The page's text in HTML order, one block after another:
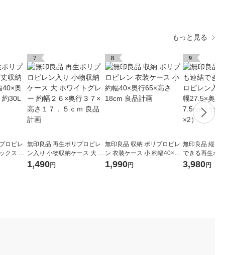
もっと見る
ロピレ
クス 小
37cm
7
無印良品 再生ポリプロピレ
ン入り 小物収納ケース 大 ホ
ワイトグレー 約幅２６×奥行
３７×高さ１７．５ｃｍ 良品
1,490円
8
無印良品 収納 ポリプロピレ
ン 衣装ケース 小 約幅40×奥
行65×高さ18cm 良品計画
1,990円
9
無印良品 縦に
できる再生ポ
入り平台車 約
1×高さ7.5cm
3,980円